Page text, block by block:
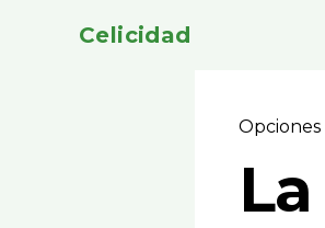
Celicidad